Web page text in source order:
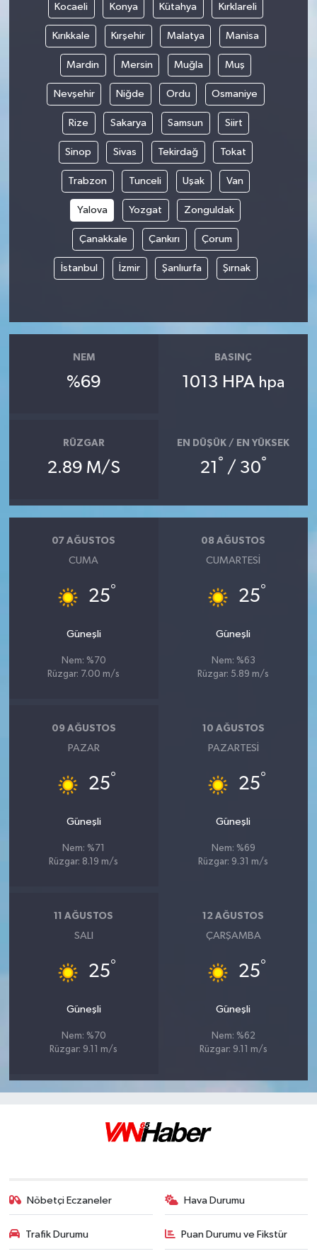
Kocaeli Konya Kütahya Kırklareli
Kırıkkale Kırşehir Malatya Manisa
Mardin Mersin Muğla Muş
Nevşehir Niğde Ordu Osmaniye
Rize Sakarya Samsun Siirt
Sinop Sivas Tekirdağ Tokat
Trabzon Tunceli Uşak Van
Yalova Yozgat Zonguldak
Çanakkale Çankırı Çorum
İstanbul İzmir Şanlıurfa Şırnak
NEM
%69
BASINÇ
1013 HPA hpa
RÜZGAR
2.89 M/S
EN DÜŞÜK / EN YÜKSEK
21 ° / 30°
07 AĞUSTOS
CUMA
25°
Güneşli
Nem: %70
Rüzgar: 7.00 m/s
08 AĞUSTOS
CUMARTESI
25°
Güneşli
Nem: %63
Rüzgar: 5.89 m/s
09 AĞUSTOS
PAZAR
25°
Güneşli
Nem: %71
Rüzgar: 8.19 m/s
10 AĞUSTOS
PAZARTESI
25°
Güneşli
Nem: %69
Rüzgar: 9.31 m/s
11 AĞUSTOS
SALI
25°
Güneşli
Nem: %70
Rüzgar: 9.11 m/s
12 AĞUSTOS
ÇARŞAMBA
25°
Güneşli
Nem: %62
Rüzgar: 9.11 m/s
Nöbetçi Eczaneler Hava Durumu
Trafik Durumu Puan Durumu ve Fikstür